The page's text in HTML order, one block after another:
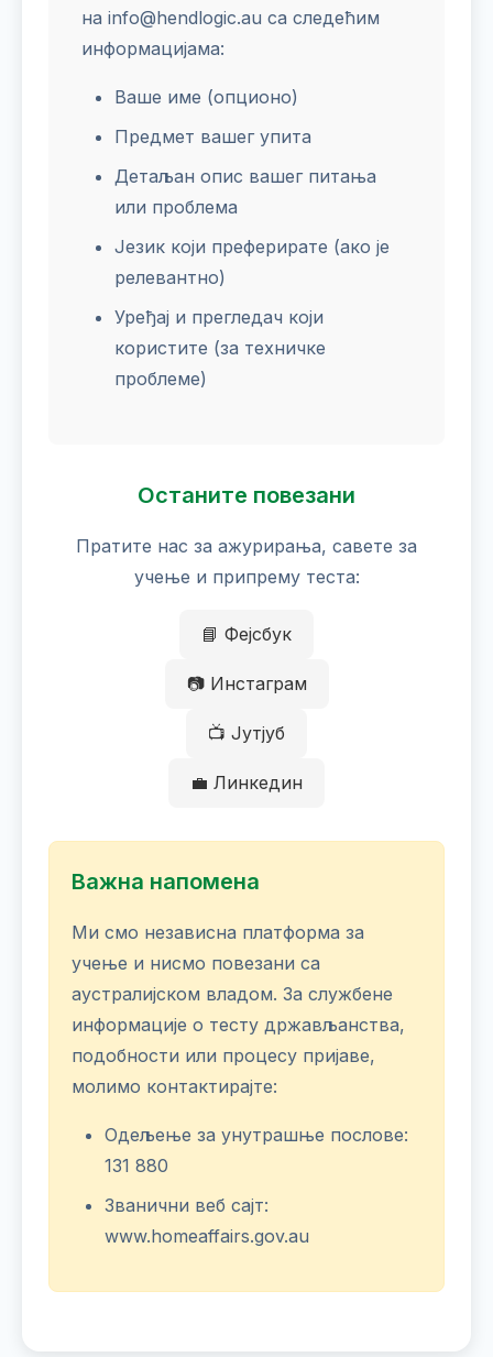
на info@hendlogic.au са следећим
информацијама:
Ваше име (опционо)
Предмет вашег упита
Детаљан опис вашег питања
или проблема
Језик који преферирате (ако је
релевантно)
Уређај и прегледач који
користите (за техничке
проблеме)
Останите повезани
Пратите нас за ажурирања, савете за
учење и припрему теста:
📘 Фејсбук
📷 Инстаграм
📺 Јутјуб
💼 Линкедин
Важна напомена
Ми смо независна платформа за
учење и нисмо повезани са
аустралијском владом. За службене
информације о тесту држављанства,
подобности или процесу пријаве,
молимо контактирајте:
Одељење за унутрашње послове:
131 880
Званични веб сајт:
www.homeaffairs.gov.au